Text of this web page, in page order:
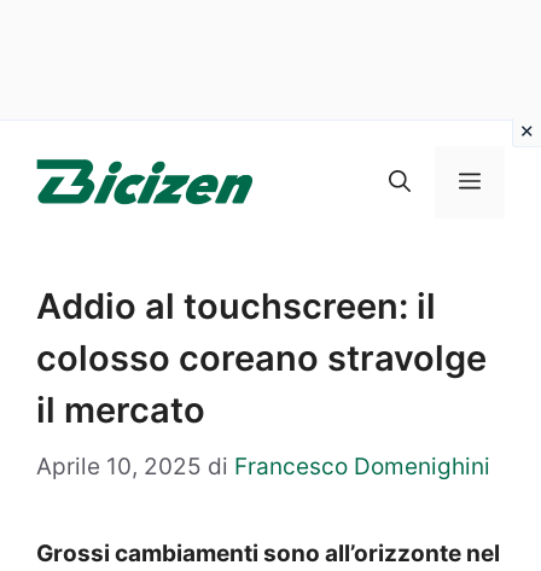
Menu
Addio al touchscreen: il
colosso coreano stravolge
il mercato
Aprile 10, 2025 di Francesco Domenighini
Grossi cambiamenti sono all’orizzonte nel